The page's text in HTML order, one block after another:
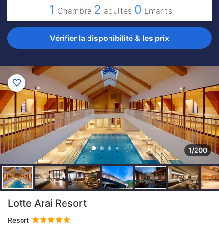
1 Chambre 2 adultes 0 Enfants
Vérifier la disponibilité & les prix
1/200
Lotte Arai Resort
Resort